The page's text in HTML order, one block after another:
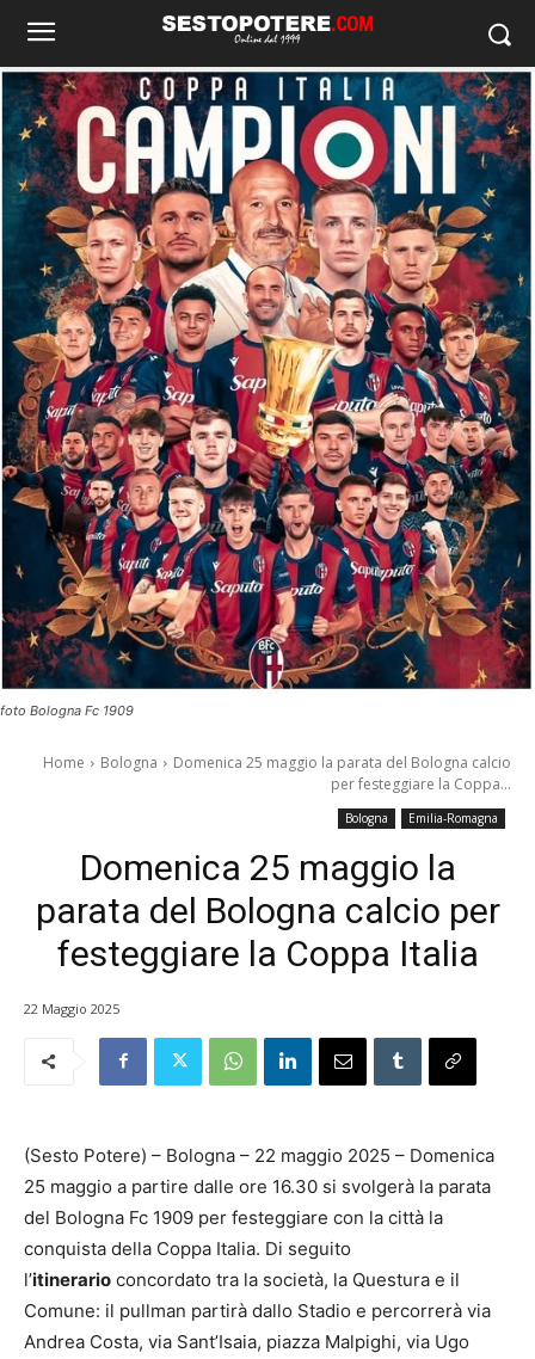
foto Bologna Fc 1909
Home Bologna
Domenica 25 maggio la parata del Bologna calcio
per festeggiare la Coppa...
Bologna Emilia-Romagna
Domenica 25 maggio la
parata del Bologna calcio per
festeggiare la Coppa Italia
22 Maggio 2025
(Sesto Potere) – Bologna – 22 maggio 2025 – Domenica
25 maggio a partire dalle ore 16.30 si svolgerà la parata
del Bologna Fc 1909 per festeggiare con la città la
conquista della Coppa Italia. Di seguito
l’itinerario concordato tra la società, la Questura e il
Comune: il pullman partirà dallo Stadio e percorrerà via
Andrea Costa, via Sant’Isaia, piazza Malpighi, via Ugo